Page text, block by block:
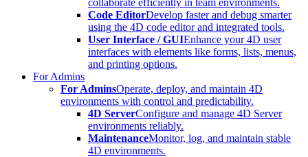
collaborate efficiently in team environments.
Code EditorDevelop faster and debug smarter
using the 4D code editor and integrated tools.
User Interface / GUIEnhance your 4D user
interfaces with elements like forms, lists, menus,
and printing options.
For Admins
For AdminsOperate, deploy, and maintain 4D
environments with control and predictability.
4D ServerConfigure and manage 4D Server
environments reliably.
MaintenanceMonitor, log, and maintain stable
4D environments.